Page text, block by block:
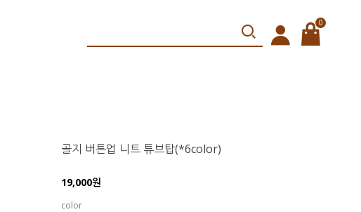
0
골지 버튼업 니트 튜브탑(*6color)
19,000원
color